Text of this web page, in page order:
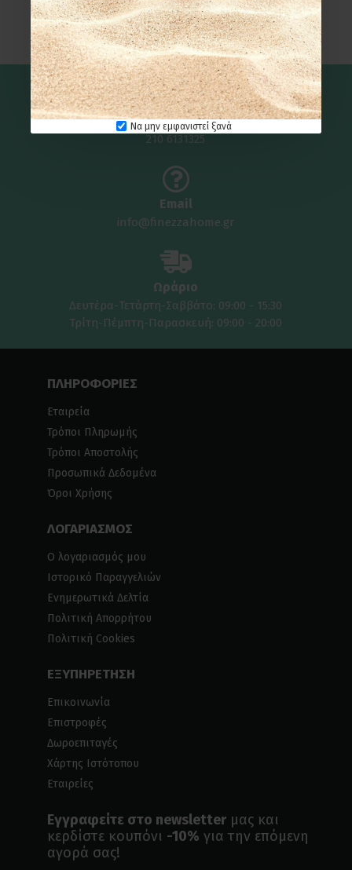
Να μην εμφανιστεί ξανά
35,92€ 44,90€ 26,32€ 32,90€
Καλέστε μας
210 6131325
Email
info@finezzahome.gr
Ωράριο
Δευτέρα-Τετάρτη-Σαββάτο: 09:00 - 15:30
Τρίτη-Πέμπτη-Παρασκευή: 09:00 - 20:00
ΠΛΗΡΟΦΟΡΙΕΣ
Εταιρεία
Τρόποι Πληρωμής
Τρόποι Αποστολής
Προσωπικά Δεδομένα
Όροι Χρήσης
ΛΟΓΑΡΙΑΣΜΟΣ
Ο λογαριασμός μου
Ιστορικό Παραγγελιών
Ενημερωτικά Δελτία
Πολιτική Απορρήτου
Πολιτική Cookies
ΕΞΥΠΗΡΕΤΗΣΗ
Επικοινωνία
Επιστροφές
Δωροεπιταγές
Χάρτης Ιστότοπου
Εταιρείες
Εγγραφείτε στο newsletter μας και
κερδίστε κουπόνι -10% για την επόμενη
αγορά σας!